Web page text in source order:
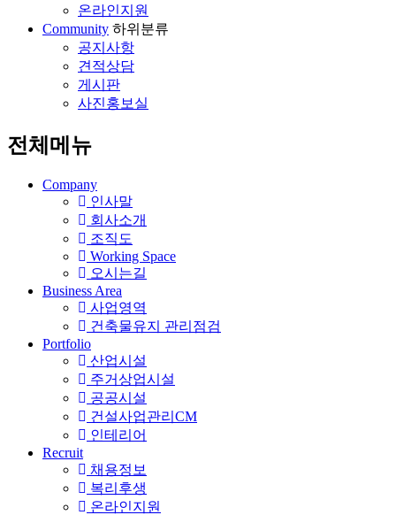
온라인지원
Community 하위분류
공지사항
견적상담
게시판
사진홍보실
전체메뉴
Company
인사말
회사소개
조직도
Working Space
오시는길
Business Area
사업영역
건축물유지 관리점검
Portfolio
산업시설
주거상업시설
공공시설
건설사업관리CM
인테리어
Recruit
채용정보
복리후생
온라인지원